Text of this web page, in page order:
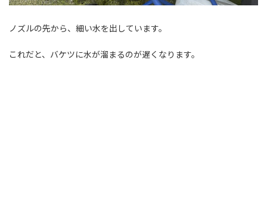
ノズルの先から、細い水を出しています。
これだと、バケツに水が溜まるのが遅くなります。